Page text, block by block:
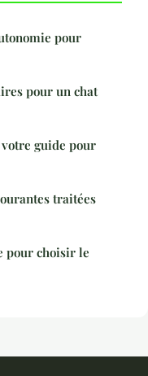
pour
pour un chat
guide pour
traitées
pour choisir le